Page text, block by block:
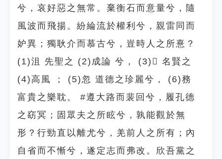
兮，哀好惡之無常。棄衡石而意量兮，隨
風波而飛揚。紛綸流於權利兮，親雷同而
妒異；獨耿介而慕古兮，豈時人之所憙？
(1)沮 先聖之 (2)成論 兮， (3) 名賢之
(4)高風 ； (5)忽 道德之珍麗兮， (6)務
富貴之樂耽。 #遵大路而裴回兮，履孔德
之窈冥；固眾夫之所眩兮，孰能觀於無
形？行勁直以離尤兮，羌前人之所有；內
自省而不慚兮，遂定志而弗改。欣吾黨之